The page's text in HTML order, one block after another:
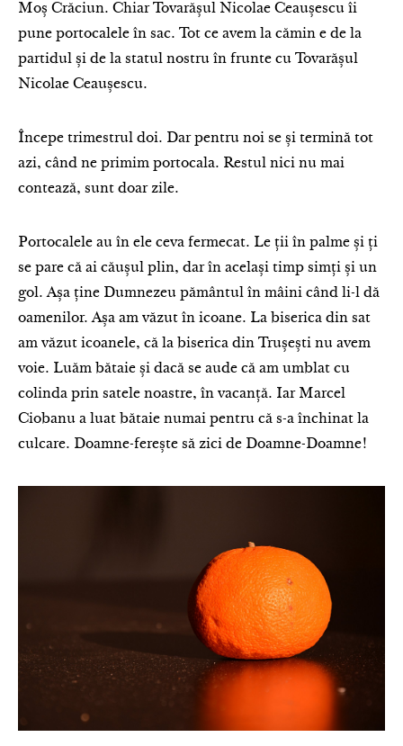
Moș Crăciun. Chiar Tovarășul Nicolae Ceaușescu îi
pune portocalele în sac. Tot ce avem la cămin e de la
partidul și de la statul nostru în frunte cu Tovarășul
Nicolae Ceaușescu.
Începe trimestrul doi. Dar pentru noi se și termină tot
azi, când ne primim portocala. Restul nici nu mai
contează, sunt doar zile.
Portocalele au în ele ceva fermecat. Le ții în palme și ți
se pare că ai căușul plin, dar în același timp simți și un
gol. Așa ține Dumnezeu pământul în mâini când li-l dă
oamenilor. Așa am văzut în icoane. La biserica din sat
am văzut icoanele, că la biserica din Trușești nu avem
voie. Luăm bătaie și dacă se aude că am umblat cu
colinda prin satele noastre, în vacanță. Iar Marcel
Ciobanu a luat bătaie numai pentru că s-a închinat la
culcare. Doamne-ferește să zici de Doamne-Doamne!